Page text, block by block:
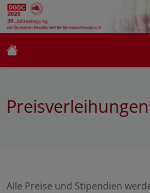
Alle Preise und Stipendien